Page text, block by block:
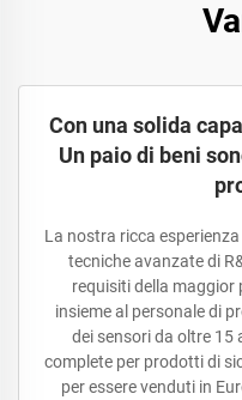
Con una solida
Un paio di beni
La nostra ricca
tecniche avanzate di
requisiti della maggior
insieme al personale di
dei sensori da oltre
complete per prodotti di
per essere venduti in